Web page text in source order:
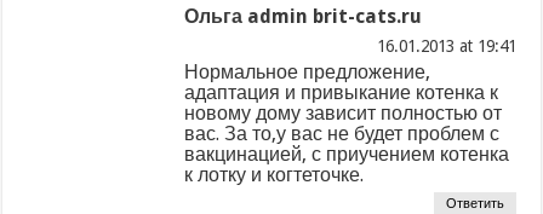
Ольга admin brit-cats.ru
at
Нормальное предложение,
адаптация и привыкание котенка к
новому дому зависит полностью от
вас. За то,у вас не будет проблем с
вакцинацией, с приучением котенка
к лотку и когтеточке.
Ответить